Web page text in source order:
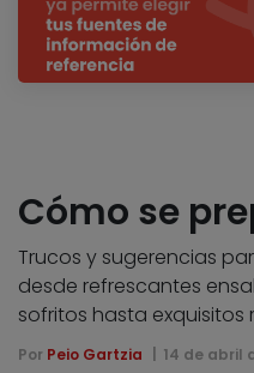
Cómo se
Trucos y sugerencias
desde refrescantes
sofritos hasta exquisitos
Por Peio Gartzia 14 de abril